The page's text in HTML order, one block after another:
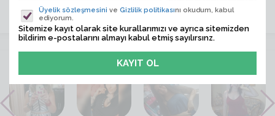
ÜYE ARA
VİTRİN
Üyelik sözleşmesini ve Gizlilik politikasını okudum, kabul
ediyorum.
Sitemize kayıt olarak site kurallarımızı ve ayrıca sitemizden
bildirim e-postalarını almayı kabul etmiş sayılırsınz.